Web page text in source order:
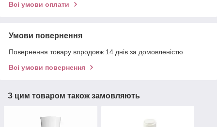
Всі умови оплати
Умови повернення
Повернення товару впродовж 14 днів за домовленістю
Всі умови повернення
З цим товаром також замовляють